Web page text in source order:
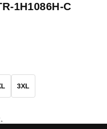
1H1086H-C
3XL